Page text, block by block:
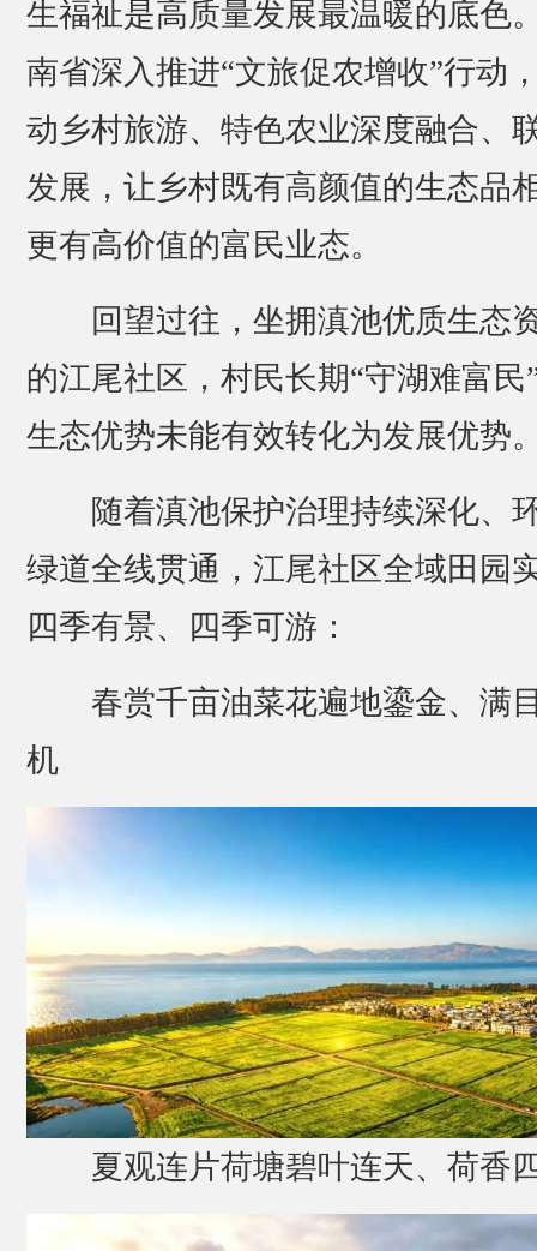
生福祉是高质量发展最温暖的底色
南省深入推进“文旅促农增收”行动
动乡村旅游、特色农业深度融合、
发展，让乡村既有高颜值的生态品
更有高价值的富民业态。
回望过往，坐拥滇池优质生态
的江尾社区，村民长期“守湖难富民
生态优势未能有效转化为发展优势
随着滇池保护治理持续深化、
绿道全线贯通，江尾社区全域田园
四季有景、四季可游：
春赏千亩油菜花遍地鎏金、满
机
夏观连片荷塘碧叶连天、荷香